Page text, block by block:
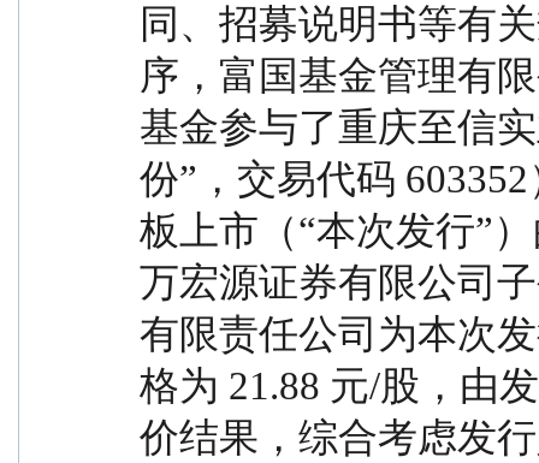
同、招募说明书等有
序，富国基金管理有
基金参与了重庆至信
份”，交易代码
板上市（“本次发行”
万宏源证券有限公司
有限责任公司为本次
格为 21.88 元/股，由
价结果，综合考虑发